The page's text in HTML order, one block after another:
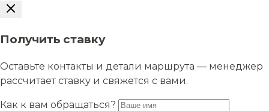
Получить ставку
Оставьте контакты и детали маршрута — менеджер
рассчитает ставку и свяжется с вами.
Как к вам обращаться?